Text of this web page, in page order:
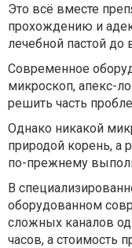
Это всё вместе
прохождению и
лечебной пастой до
Современное
микроскоп, апекс-
решить часть
Однако никакой
природой корень, а
по-прежнему
В
оборудованном
сложных каналов
часов, а стоимость